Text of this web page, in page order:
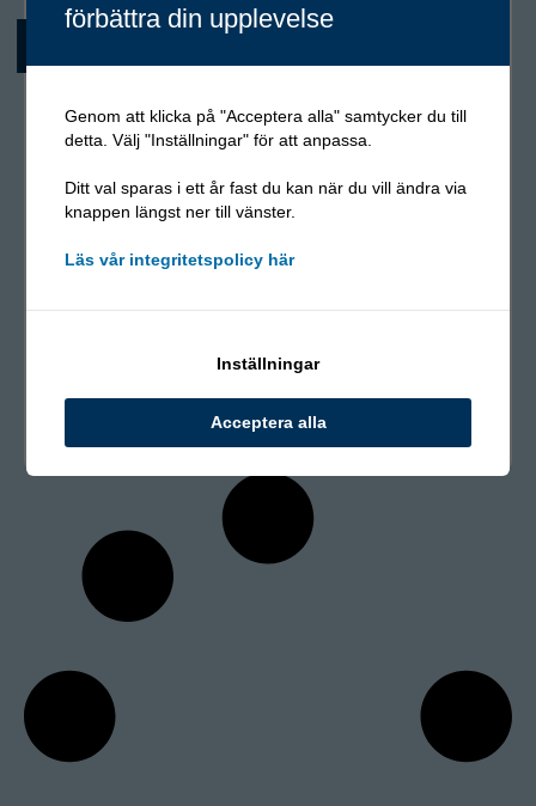
Ny medarbetare på
förbättra din upplevelse
Genom att klicka på "Acceptera alla" samtycker du till
detta. Välj "Inställningar" för att anpassa.
Ditt val sparas i ett år fast du kan när du vill ändra via
knappen längst ner till vänster.
Läs vår integritetspolicy här
Inställningar
Acceptera alla